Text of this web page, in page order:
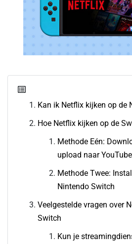
Kan ik Netflix kijken op de
Hoe Netflix kijken op de
Methode Eén:
upload naar YouTube
Methode Twee:
Nintendo Switch
Veelgestelde vragen over
Switch
Kun je